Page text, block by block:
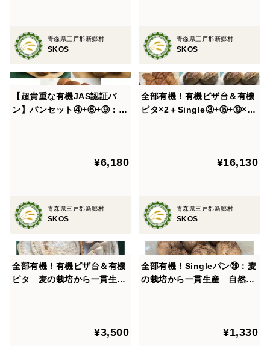
グラニュー糖、有機上新粉(青森県産)
［ヘルンヘン：ザルツ］有機小麦粉（青森県産)、有機
酵母、有機オリーブ油、食塩、有機卵、有機モルトフラ
ワー
［キャラメルムーン］有機小麦粉(青森県産)、有機牛
有機小麦粉(青森県産)、有機卵、有機牛乳、有機オリー
酵母、食塩、有機アホエンオイル、有機モルトフラワー
［食パン］有機小麦粉(青森県産)、有機牛乳、有機酵
母、有機グラニュー糖、有機卵、有機オリーブ油、食
塩、有機甘麹
青森県三戸郡新郷村
SKOS
青森県三戸郡新郷村
SKOS
【超貴重な有機JAS認証パ
ン】パンセット④+⑥+⑨：麦
たテーブルロール×8+食パン×
¥6,180
青森県三戸郡新郷村
SKOS
全部有機！有機ピザ台＆有機
ピタ×2＋Single③+⑮+⑲×2
¥16,130
青森県三戸郡新郷村
SKOS
全部有機！有機ピザ台＆有機
ピタ 麦の栽培から一貫生
¥3,500
全部有機！Singleパン㉙：麦
の栽培から一貫生産 自然栽
¥1,330